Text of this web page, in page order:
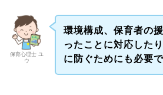
保育心理士 ユ
ウ
環境構成、保育者の
ったことに対応した
に防ぐためにも必要で